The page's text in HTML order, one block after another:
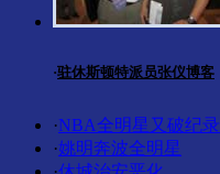
·驻休斯顿特派员张仪博客
·NBA全明星又破纪录
·姚明奔波全明星